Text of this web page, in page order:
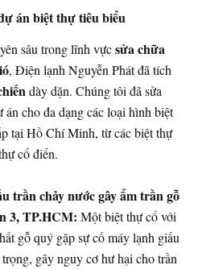
án biệt thự tiêu biểu
sâu trong lĩnh vựcsửa chữa
, Điện lạnh Nguyễn Phát đã tích
dày dặn. Chúng tôi đã sửa
án cho đa dạng các loại hình biệt
tại Hồ Chí Minh, từ các biệt thự
cổ điển.
trần chảy nước gây ẩm trần gỗ
3, TP.HCM: Một biệt thự cổ với
gỗ quý gặp sự cố máy lạnh giấu
gây nguy cơ hư hại cho trần